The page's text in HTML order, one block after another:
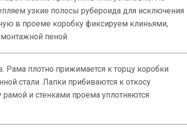
узкие полосы рубероида для исключения
в проеме коробку фиксируем клиньями,
пеной.
плотно прижимается к торцу коробки
стали. Лапки прибиваются к откосу
и стенками проема уплотняются